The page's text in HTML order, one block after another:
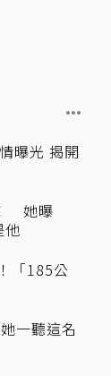
曝光 揭開
她曝
他
「185公
一聽這名